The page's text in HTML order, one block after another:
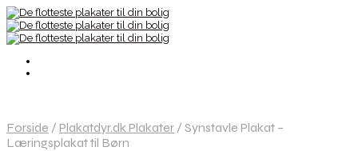
Forside / Plakatdyr.dk Plakater / Synstavle Plakat –
Læringsplakat til Børn